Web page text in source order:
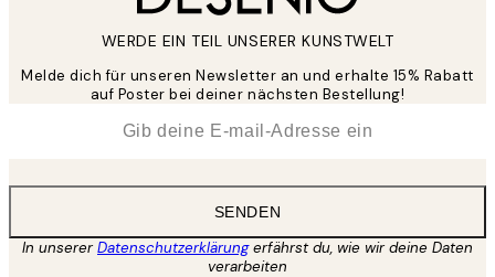
WERDE EIN TEIL UNSERER KUNSTWELT
Melde dich für unseren Newsletter an und erhalte 15% Rabatt
auf Poster bei deiner nächsten Bestellung!
SENDEN
In unsererDatenschutzerklärungerfährst du, wie wir deine Daten
verarbeiten